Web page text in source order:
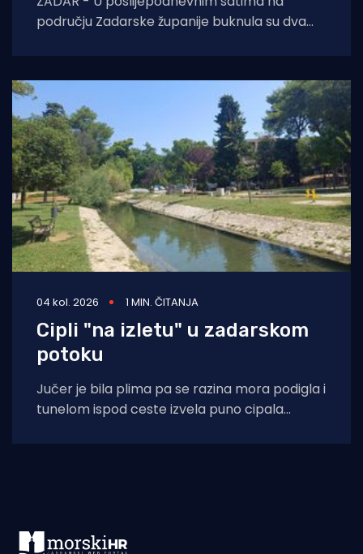
području Zadarske županije buknula su dva
04 kol. 2026 1 MIN. ČITANJA
Cipli "na izletu" u zadarskom
potoku
Jučer je bila plima pa se razina mora podigla i
tunelom ispod ceste izvela puno cipala